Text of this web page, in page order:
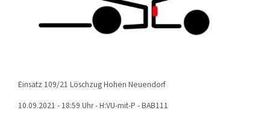
Einsatz 109/21 Löschzug Hohen Neuendorf
10.09.2021 - 18:59 Uhr - H:VU-mit-P - BAB111